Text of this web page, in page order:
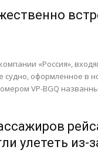
«Россия»,
судно, оформленное в
VP-BGQ
улететь из-